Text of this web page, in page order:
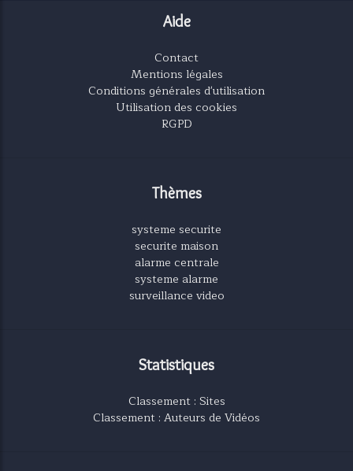
Aide
Contact
Mentions légales
Conditions générales d'utilisation
Utilisation des cookies
RGPD
Thèmes
systeme securite
securite maison
alarme centrale
systeme alarme
surveillance video
Statistiques
Classement : Sites
Classement : Auteurs de Vidéos